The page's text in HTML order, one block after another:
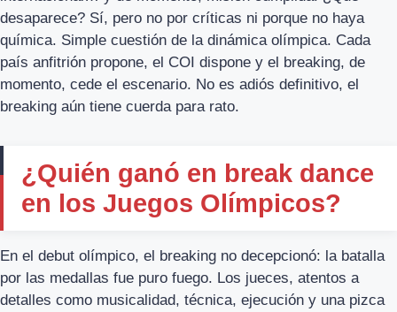
desaparece? Sí, pero no por críticas ni porque no haya
química. Simple cuestión de la dinámica olímpica. Cada
país anfitrión propone, el COI dispone y el breaking, de
momento, cede el escenario. No es adiós definitivo, el
breaking aún tiene cuerda para rato.
¿Quién ganó en break dance
en los Juegos Olímpicos?
En el debut olímpico, el breaking no decepcionó: la batalla
por las medallas fue puro fuego. Los jueces, atentos a
detalles como musicalidad, técnica, ejecución y una pizca